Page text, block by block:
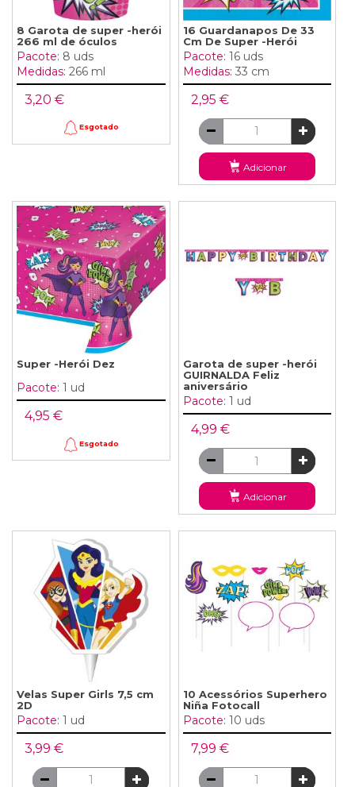
8 Garota de super -herói
266 ml de óculos
Pacote: 8 uds
Medidas: 266 ml
3,20 €
Esgotado
16 Guardanapos De 33
Cm De Super -Herói
Pacote: 16 uds
Medidas: 33 cm
2,95 €
Adicionar
Super -Herói Dez
Pacote: 1 ud
4,95 €
Esgotado
Garota de super -herói
GUIRNALDA Feliz
aniversário
Pacote: 1 ud
4,99 €
Adicionar
Velas Super Girls 7,5 cm
2D
Pacote: 1 ud
3,99 €
10 Acessórios Superhero
Niña Fotocall
Pacote: 10 uds
7,99 €